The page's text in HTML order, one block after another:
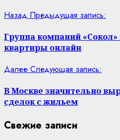
Назад Предыдущая запись:
Группа компаний
квартиры онлайн
Далее Следующая запись:
В Москве значительно
сделок с жильем
Свежие записи